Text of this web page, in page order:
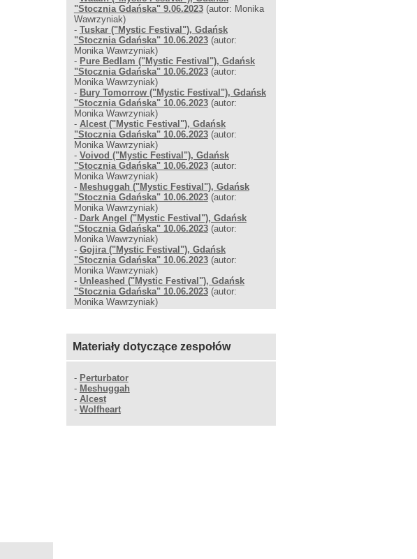
"Stocznia Gdańska" 9.06.2023(autor: Monika
Wawrzyniak)
- Tuskar ("Mystic Festival"), Gdańsk
"Stocznia Gdańska" 10.06.2023(autor:
Monika Wawrzyniak)
- Pure Bedlam ("Mystic Festival"), Gdańsk
"Stocznia Gdańska" 10.06.2023(autor:
Monika Wawrzyniak)
- Bury Tomorrow ("Mystic Festival"), Gdańsk
"Stocznia Gdańska" 10.06.2023(autor:
Monika Wawrzyniak)
- Alcest ("Mystic Festival"), Gdańsk
"Stocznia Gdańska" 10.06.2023(autor:
Monika Wawrzyniak)
- Voivod ("Mystic Festival"), Gdańsk
"Stocznia Gdańska" 10.06.2023(autor:
Monika Wawrzyniak)
- Meshuggah ("Mystic Festival"), Gdańsk
"Stocznia Gdańska" 10.06.2023(autor:
Monika Wawrzyniak)
- Dark Angel ("Mystic Festival"), Gdańsk
"Stocznia Gdańska" 10.06.2023(autor:
Monika Wawrzyniak)
- Gojira ("Mystic Festival"), Gdańsk
"Stocznia Gdańska" 10.06.2023(autor:
Monika Wawrzyniak)
- Unleashed ("Mystic Festival"), Gdańsk
"Stocznia Gdańska" 10.06.2023(autor:
Monika Wawrzyniak)
Materiały dotyczące zespołów
- Perturbator
- Meshuggah
- Alcest
- Wolfheart